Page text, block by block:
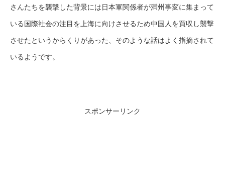
さんたちを襲撃した背景には日本軍関係者が満州事変に集まって
いる国際社会の注目を上海に向けさせるため中国人を買収し襲撃
させたというからくりがあった、そのような話はよく指摘されて
いるようです。
スポンサーリンク